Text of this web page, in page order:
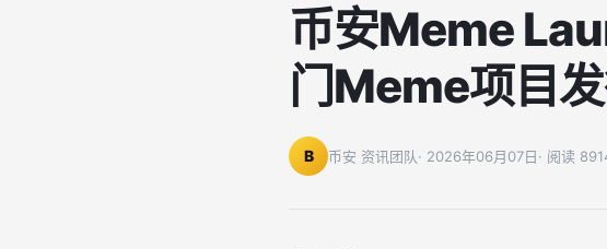
币安Meme
门Meme项目
B 币安 资讯团队· 2026年06月07日· 阅读